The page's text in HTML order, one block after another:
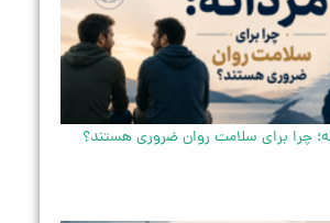
چرا برای سلامت روان ضروری هستند؟